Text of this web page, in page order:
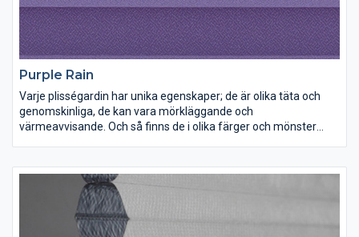
Purple Rain
Varje plisségardin har unika egenskaper; de är olika täta och
genomskinliga, de kan vara mörkläggande och
värmeavvisande. Och så finns de i olika färger och mönster